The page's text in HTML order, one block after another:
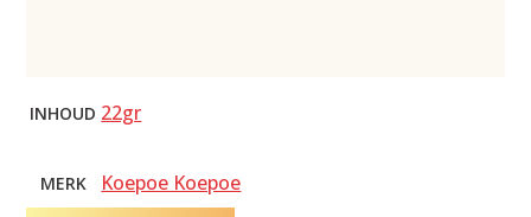
INHOUD 22gr
MERK Koepoe Koepoe